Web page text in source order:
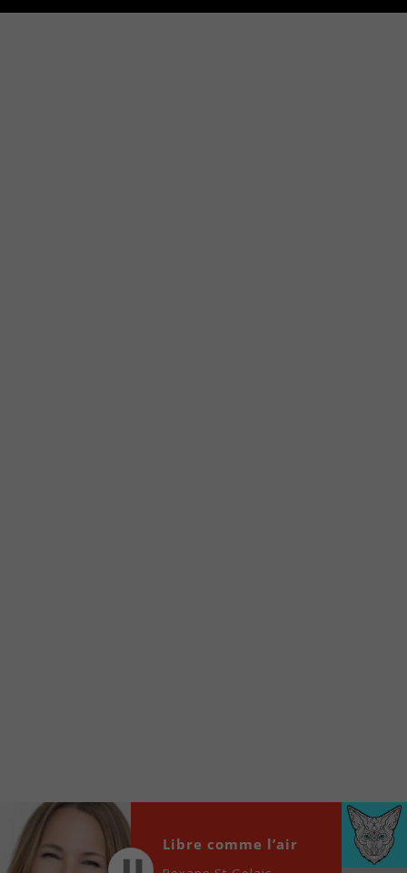
Audio
Player
00:00
Libre comme l’air